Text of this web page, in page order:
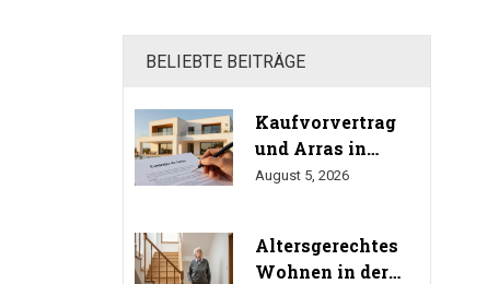
BELIEBTE BEITRÄGE
Kaufvorvertrag
und Arras in
Spanien: Das
wissen
August 5, 2026
Altersgerechtes
Wohnen in der